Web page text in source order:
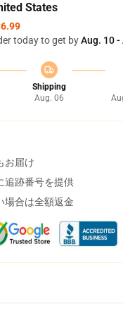
States
today to get byAug. 10 -
Shipping
Aug. 06
お届け
追跡番号を提供
場合は全額返金